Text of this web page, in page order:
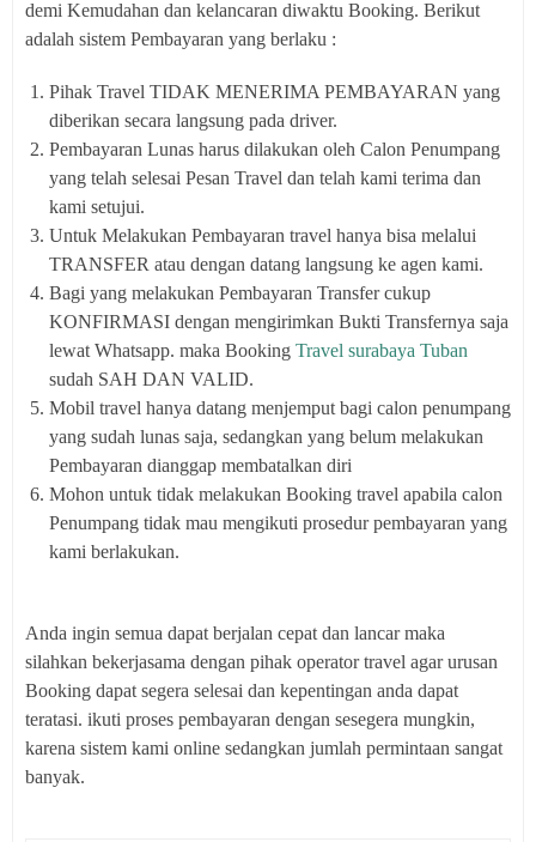
demi Kemudahan dan kelancaran diwaktu Booking. Berikut
adalah sistem Pembayaran yang berlaku :
Pihak Travel TIDAK MENERIMA PEMBAYARAN yang
diberikan secara langsung pada driver.
Pembayaran Lunas harus dilakukan oleh Calon Penumpang
yang telah selesai Pesan Travel dan telah kami terima dan
kami setujui.
Untuk Melakukan Pembayaran travel hanya bisa melalui
TRANSFER atau dengan datang langsung ke agen kami.
Bagi yang melakukan Pembayaran Transfer cukup
KONFIRMASI dengan mengirimkan Bukti Transfernya saja
lewat Whatsapp. maka Booking Travel surabaya Tuban
sudah SAH DAN VALID.
Mobil travel hanya datang menjemput bagi calon penumpang
yang sudah lunas saja, sedangkan yang belum melakukan
Pembayaran dianggap membatalkan diri
Mohon untuk tidak melakukan Booking travel apabila calon
Penumpang tidak mau mengikuti prosedur pembayaran yang
kami berlakukan.
Anda ingin semua dapat berjalan cepat dan lancar maka
silahkan bekerjasama dengan pihak operator travel agar urusan
Booking dapat segera selesai dan kepentingan anda dapat
teratasi. ikuti proses pembayaran dengan sesegera mungkin,
karena sistem kami online sedangkan jumlah permintaan sangat
banyak.